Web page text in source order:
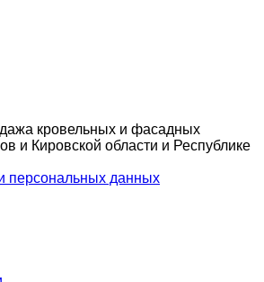
кровельных и фасадных
и Кировской области и Республике
персональных данных